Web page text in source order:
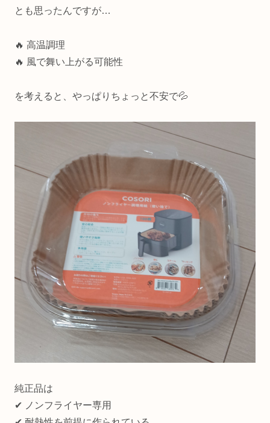
とも思ったんですが…
🔥 高温調理
🔥 風で舞い上がる可能性
を考えると、やっぱりちょっと不安で💦
純正品は
✔ ノンフライヤー専用